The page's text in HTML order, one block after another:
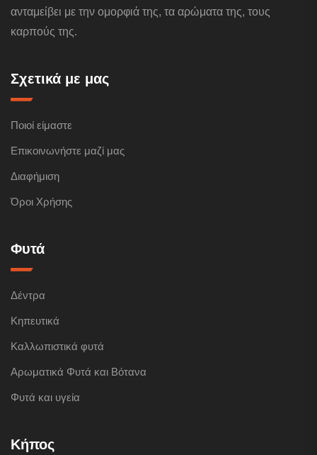
ανταμείβει με την ομορφιά της, τα αρώματα της, τους
καρπούς της.
Σχετικά με μας
Ποιοί είμαστε
Επικοινωνήστε μαζί μας
Διαφήμιση
Όροι Χρήσης
Φυτά
Δέντρα
Κηπευτικά
Καλλωπιστικά φυτά
Αρωματικά Φυτά και Βότανα
Φυτά και υγεία
Κήπος